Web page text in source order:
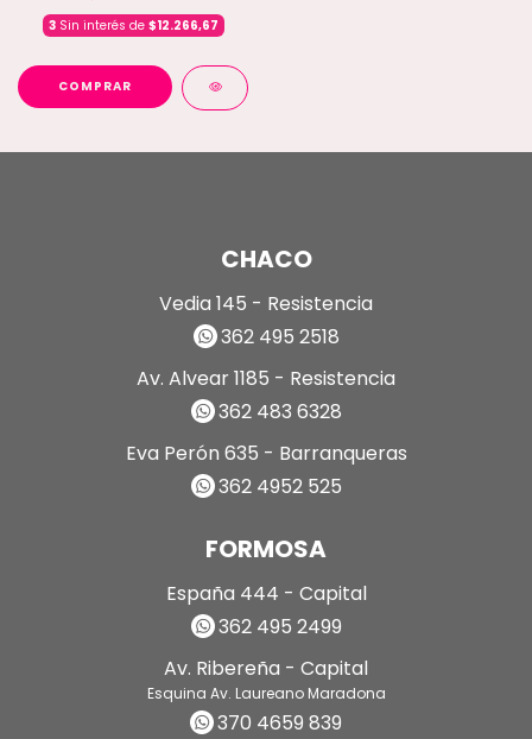
3Sin interés de $12.266,67
COMPRAR
CHACO
Vedia 145 - Resistencia
362 495 2518
Av. Alvear 1185 - Resistencia
362 483 6328
Eva Perón 635 - Barranqueras
362 4952 525
FORMOSA
España 444 - Capital
362 495 2499
Av. Ribereña - Capital
Esquina Av. Laureano Maradona
370 4659 839